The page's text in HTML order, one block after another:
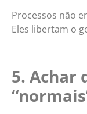
Processos não
Eles libertam o
5. Achar